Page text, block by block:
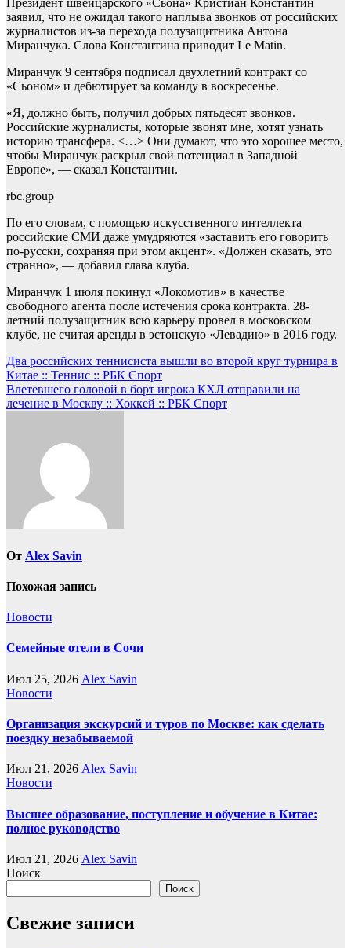
Президент швейцарского «Сьона» Кристиан Константин
заявил, что не ожидал такого наплыва звонков от российских
журналистов из-за перехода полузащитника Антона
Миранчука. Слова Константина приводит Le Matin.
Миранчук 9 сентября подписал двухлетний контракт со
«Сьоном» и дебютирует за команду в воскресенье.
«Я, должно быть, получил добрых пятьдесят звонков.
Российские журналисты, которые звонят мне, хотят узнать
историю трансфера. <…> Они думают, что это хорошее место,
чтобы Миранчук раскрыл свой потенциал в Западной
Европе», — сказал Константин.
rbc.group
По его словам, с помощью искусственного интеллекта
российские СМИ даже умудряются «заставить его говорить
по-русски, сохраняя при этом акцент». «Должен сказать, это
странно», — добавил глава клуба.
Миранчук 1 июля покинул «Локомотив» в качестве
свободного агента после истечения срока контракта. 28-
летний полузащитник всю карьеру провел в московском
клубе, не считая аренды в эстонскую «Левадию» в 2016 году.
Навигация
по
записям
Два российских теннисиста вышли во второй круг турнира в
Китае :: Теннис :: РБК Спорт
Влетевшего головой в борт игрока КХЛ отправили на
лечение в Москву :: Хоккей :: РБК Спорт
От Alex Savin
Похожая запись
Новости
Семейные отели в Сочи
Июл 25, 2026 Alex Savin
Новости
Организация экскурсий и туров по Москве: как сделать
поездку незабываемой
Июл 21, 2026 Alex Savin
Новости
Высшее образование, поступление и обучение в Китае:
полное руководство
Июл 21, 2026 Alex Savin
Поиск
Поиск
Свежие записи